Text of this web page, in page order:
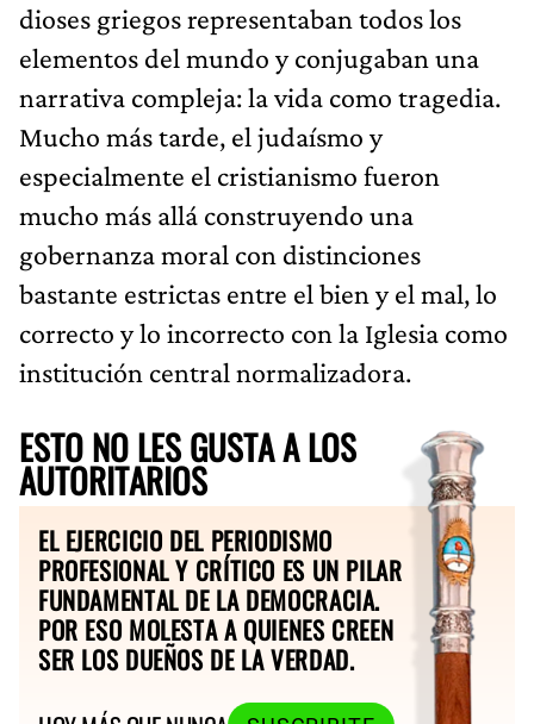
dioses griegos representaban todos los
elementos del mundo y conjugaban una
narrativa compleja: la vida como tragedia.
Mucho más tarde, el judaísmo y
especialmente el cristianismo fueron
mucho más allá construyendo una
gobernanza moral con distinciones
bastante estrictas entre el bien y el mal, lo
correcto y lo incorrecto con la Iglesia como
institución central normalizadora.
ESTO NO LES GUSTA A LOS
AUTORITARIOS
EL EJERCICIO DEL PERIODISMO
PROFESIONAL Y CRÍTICO ES UN PILAR
FUNDAMENTAL DE LA DEMOCRACIA.
POR ESO MOLESTA A QUIENES CREEN
SER LOS DUEÑOS DE LA VERDAD.